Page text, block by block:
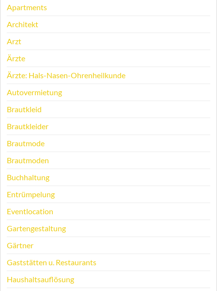
Apartments
Architekt
Arzt
Ärzte
Ärzte: Hals-Nasen-Ohrenheilkunde
Autovermietung
Brautkleid
Brautkleider
Brautmode
Brautmoden
Buchhaltung
Entrümpelung
Eventlocation
Gartengestaltung
Gärtner
Gaststätten u. Restaurants
Haushaltsauflösung